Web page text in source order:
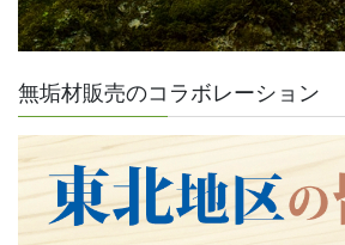
無垢材販売のコラボレーション